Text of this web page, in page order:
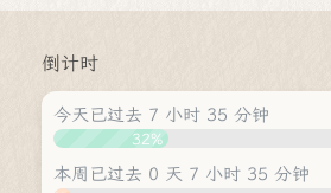
倒计时
今天已过去 7 小时 35 分钟
32%
本周已过去 0 天 7 小时 35 分钟